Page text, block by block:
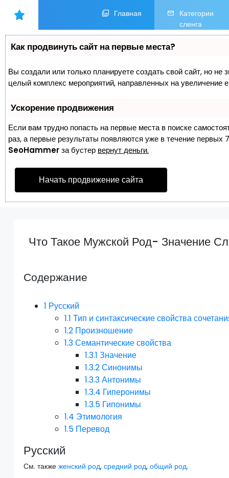
Главная
Категории
сленга
Как продвинуть сайт на первые места?
Вы создали или только планируете создать свой сайт, но не
целый комплекс мероприятий, направленных на увеличение
Ускорение продвижения
Если вам трудно попасть на первые места в поиске
раз, а первые результаты появляются уже в течение первых
SeoHammerза бустер вернут деньги.
Начать продвижение сайта
Что Такое Мужской Род- Значение
Содержание
1 Русский
1.1 Тип и синтаксические свойства
1.2 Произношение
1.3Семантические свойства
1.3.1 Значение
1.3.2Синонимы
1.3.3Антонимы
1.3.4 Гиперонимы
1.3.5 Гипонимы
1.4 Этимология
1.5 Перевод
Русский
См. такжеженский род,средний род,общий род.